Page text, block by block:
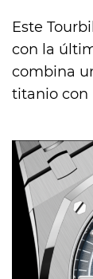
Este
con la
combina
titanio con